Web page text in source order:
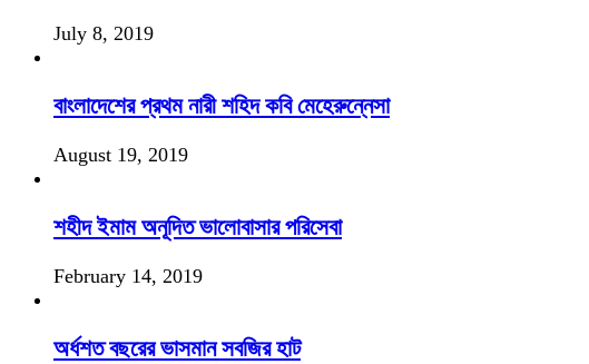
July 8, 2019
বাংলাদেশের প্রথম নারী শহিদ কবি মেহেরুন্নেসা
August 19, 2019
শহীদ ইমাম অনূদিত ভালোবাসার পরিসেবা
February 14, 2019
অর্ধশত বছরের ভাসমান সবজির হাট